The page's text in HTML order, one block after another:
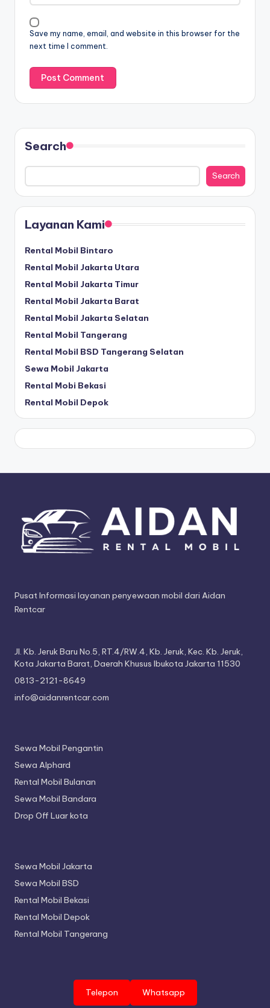
Save my name, email, and website in this browser for the
next time I comment.
Search
Search
Layanan Kami
Rental Mobil Bintaro
Rental Mobil Jakarta Utara
Rental Mobil Jakarta Timur
Rental Mobil Jakarta Barat
Rental Mobil Jakarta Selatan
Rental Mobil Tangerang
Rental Mobil BSD Tangerang Selatan
Sewa Mobil Jakarta
Rental Mobi Bekasi
Rental Mobil Depok
Pusat Informasi layanan penyewaan mobil dari Aidan
Rentcar
Jl. Kb. Jeruk Baru No.5, RT.4/RW.4, Kb. Jeruk, Kec. Kb. Jeruk,
Kota Jakarta Barat, Daerah Khusus Ibukota Jakarta 11530
0813-2121-8649
info@aidanrentcar.com
Sewa Mobil Pengantin
Sewa Alphard
Rental Mobil Bulanan
Sewa Mobil Bandara
Drop Off Luar kota
Sewa Mobil Jakarta
Sewa Mobil BSD
Rental Mobil Bekasi
Rental Mobil Depok
Rental Mobil Tangerang
Copyright 2026 —Aidan Rentcar. All rights reserved.
Telepon Whatsapp